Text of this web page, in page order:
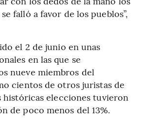
falló a favor de los pueblos”,
el 2 de junio en unas
en las que se
nueve miembros del
cientos de otros juristas de
históricas elecciones tuvieron
de poco menos del 13%.